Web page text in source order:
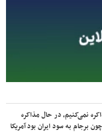
نمی‌کنیم، در حال مذاکره
برجام به سود ایران بود آمریکا